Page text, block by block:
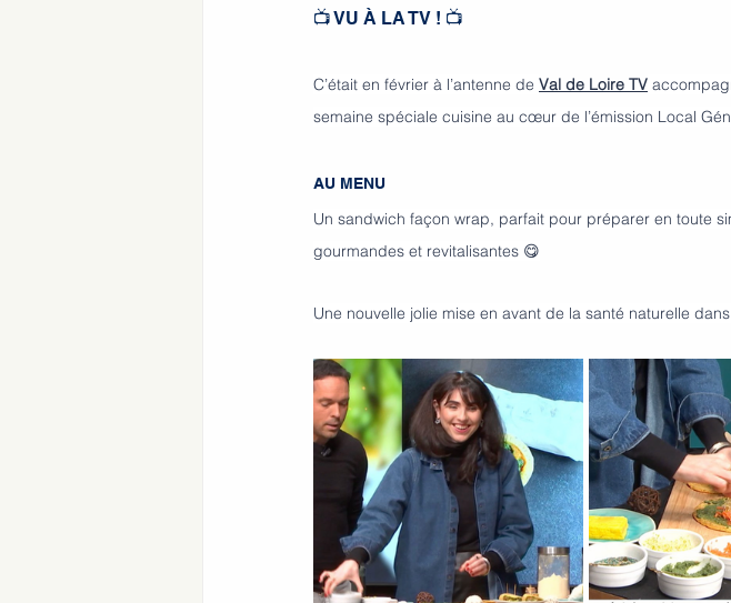
📺 VU À LA TV ! 📺
C’était en février à l’antenne de Val de Loire TV
semaine spéciale cuisine au cœur de l’émission Local
AU MENU
Un sandwich façon wrap, parfait pour préparer en toute
gourmandes et revitalisantes 😋
Une nouvelle jolie mise en avant de la santé naturelle dans